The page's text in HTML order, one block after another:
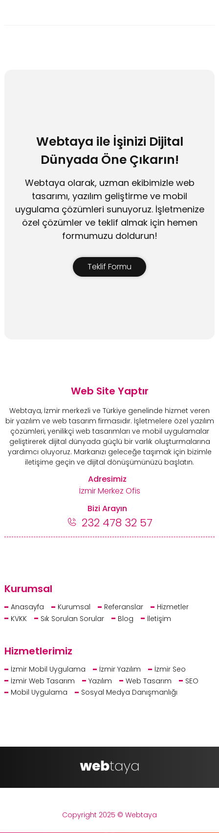
Webtaya ile İşinizi Dijital
Dünyada Öne Çıkarın!
Webtaya olarak, uzman ekibimizle web
tasarımı, yazılım geliştirme ve mobil
uygulama çözümleri sunuyoruz. İşletmenize
özel çözümler ve teklif almak için hemen
formumuzu doldurun!
Teklif Formu
Kurumsal
Anasayfa Kurumsal Referanslar
Hizmetler
KVKK
Sık Sorulan Sorular Blog İletişim
Hizmetlerimiz
İzmir Mobil Uygulama İzmir Yazılım
İzmir Seo
İzmir Web Tasarım
Yazılım Web Tasarım
SEO
Mobil Uygulama
Sosyal Medya Danışmanlığı
Web Site Yaptır
Webtaya, İzmir merkezli ve Türkiye genelinde hizmet veren
bir yazılım ve web tasarım firmasıdır. İşletmelere özel yazılım
çözümleri, yenilikçi web tasarımları ve mobil uygulamalar
geliştirerek dijital dünyada güçlü bir varlık oluşturmalarına
yardımcı oluyoruz. Markanızı geleceğe taşımak için bizimle
iletişime geçin ve dijital dönüşümünüzü başlatın.
Adresimiz
İzmir Merkez Ofis
Bizi Arayın
232 478 32 57
Copyright 2025 © Webtaya